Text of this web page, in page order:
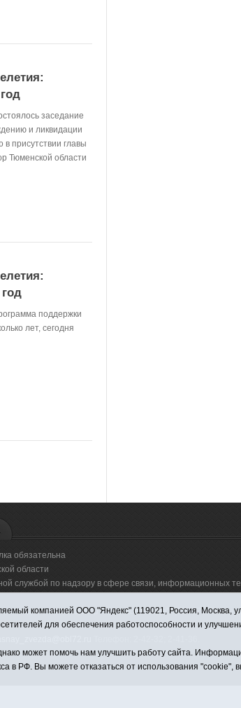
заседание
и ликвидации
в присутствии главы
Тюменской области
поддержки
лет, сегодня
обязательна
области
по надзору в сфере связи, информационных
издательский центр "Красная звезда"" (627570,
компанией ООО "Яндекс" (119021, Россия, Москва,
для обеспечения работоспособности и
может помочь нам улучшить работу сайта.
в РФ. Вы можете отказаться от использования "cookie",